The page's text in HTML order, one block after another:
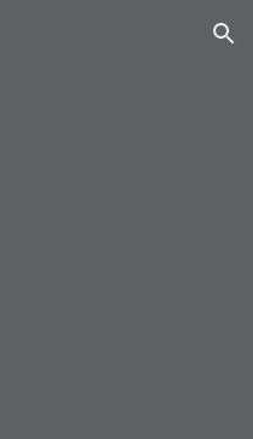
Skip to navigation